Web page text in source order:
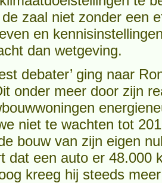
zaal niet zonder een
en
dan wetgeving.
debater’ ging naar
onder meer door zijn
niet te wachten tot
bouw van zijn eigen
dat een auto er 48.000
kreeg hij steeds